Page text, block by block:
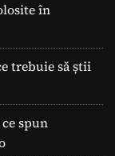
în
trebuie să știi
spun